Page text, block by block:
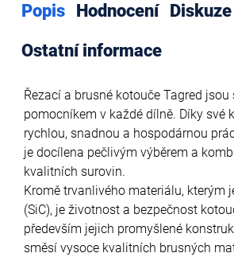
Popis Hodnocení
Diskuze
Ostatní informace
Řezací a brusné kotouče Tagred jsou
pomocníkem v každé dílně. Díky své
rychlou, snadnou a hospodárnou
je docílena pečlivým výběrem a
kvalitních surovin.
Kromě trvanlivého materiálu, kterým
(SiC), je životnost a bezpečnost
především jejich promyšlené
směsí vysoce kvalitních brusných